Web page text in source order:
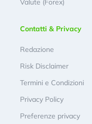
Valute (Forex)
Contatti & Privacy
Redazione
Risk Disclaimer
Termini e Condizioni
Privacy Policy
Preferenze privacy